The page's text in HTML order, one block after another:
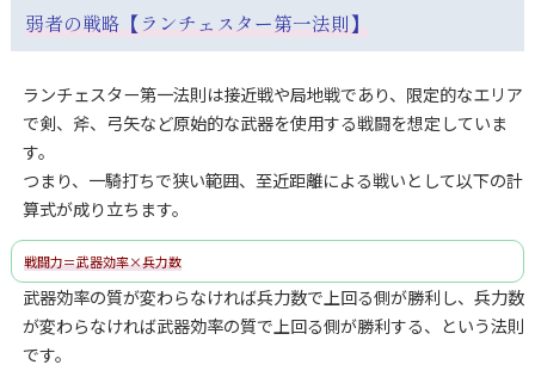
弱者の戦略【ランチェスター第一法則】
ランチェスター第一法則は接近戦や局地戦であり、限定的なエリア
で剣、斧、弓矢など原始的な武器を使用する戦闘を想定していま
す。
つまり、一騎打ちで狭い範囲、至近距離による戦いとして以下の計
算式が成り立ちます。
戦闘力＝武器効率×兵力数
武器効率の質が変わらなければ兵力数で上回る側が勝利し、兵力数
が変わらなければ武器効率の質で上回る側が勝利する、という法則
です。